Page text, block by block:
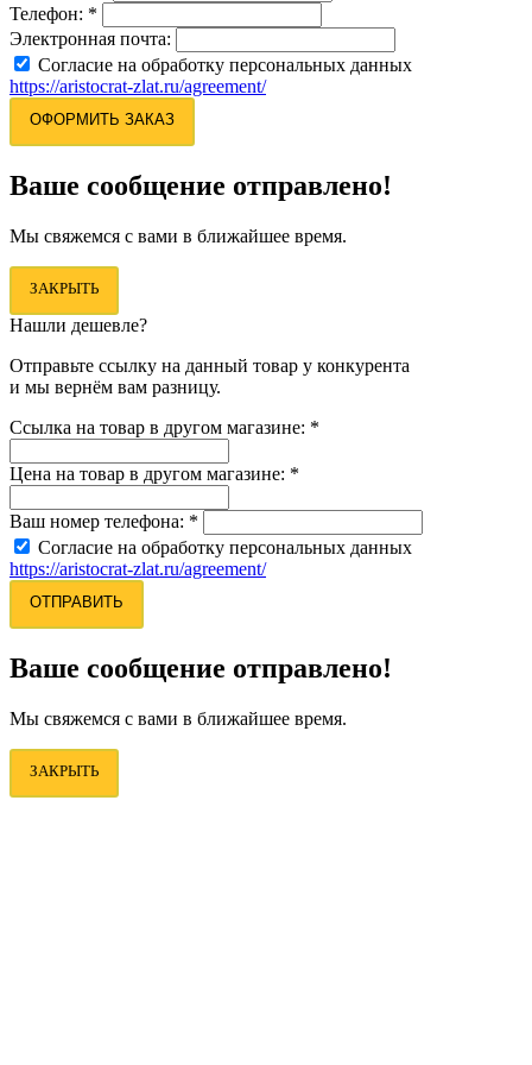
Телефон: *
Электронная почта:
Согласие на обработку персональных данных
https://aristocrat-zlat.ru/agreement/
ОФОРМИТЬ ЗАКАЗ
Ваше сообщение отправлено!
Мы свяжемся с вами в ближайшее время.
ЗАКРЫТЬ
Нашли дешевле?
Отправьте ссылку на данный товар у конкурента
и мы вернём вам разницу.
Ссылка на товар в другом магазине: *
Цена на товар в другом магазине: *
Ваш номер телефона: *
Согласие на обработку персональных данных
https://aristocrat-zlat.ru/agreement/
ОТПРАВИТЬ
Ваше сообщение отправлено!
Мы свяжемся с вами в ближайшее время.
ЗАКРЫТЬ